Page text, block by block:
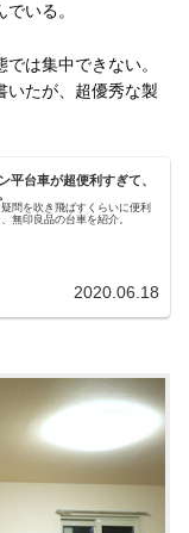
いる。
は集中できない。
いたが、超優秀な製
平台車が超便利すぎて、
問を吹き飛ばすくらいに便利
無印良品の台車を紹介。
2020.06.18